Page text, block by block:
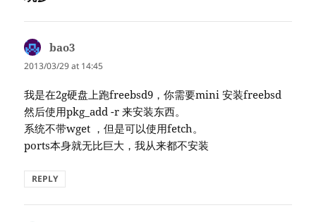
bao3
2013/03/29 at 14:45
我是在2g硬盘上跑freebsd9，你需要mini 安装freebsd
然后使用pkg_add -r 来安装东西。
系统不带wget ，但是可以使用fetch。
ports本身就无比巨大，我从来都不安装
REPLY